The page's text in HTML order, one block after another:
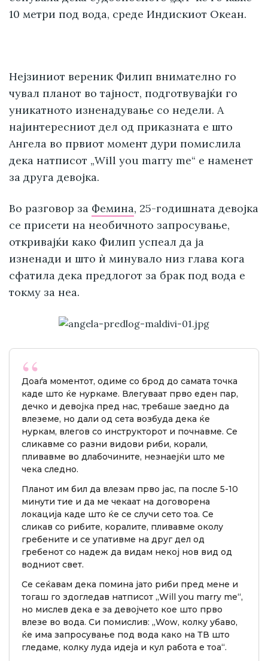
10 метри под вода, среде Индискиот Океан.
Нејзиниот вереник Филип внимателно го
чувал планот во тајност, подготвувајќи го
уникатното изненадување со недели. А
најинтересниот дел од приказната е што
Ангела во првиот момент дури помислила
дека натписот „Will you marry me“ е наменет
за друга девојка.
Во разговор за Фемина, 25-годишната девојка
се присети на необичното запросување,
откривајќи како Филип успеал да ја
изненади и што ѝ минувало низ глава кога
сфатила дека предлогот за брак под вода е
токму за неа.
Доаѓа моментот, одиме со брод до самата точка
каде што ќе нуркаме. Влегуваат прво еден пар,
дечко и девојка пред нас, требаше заедно да
влеземе, но дали од сета возбуда дека ќе
нуркам, влегов со инструкторот и почнавме. Се
сликавме со разни видови риби, корали,
пливавме во длабочините, незнаејќи што ме
чека следно.
Планот им бил да влезам прво јас, па после 5-10
минути тие и да ме чекаат на договорена
локација каде што ќе се случи сето тоа. Се
сликав со рибите, коралите, пливавме околу
гребените и се упативме на друг дел од
гребенот со надеж да видам некој нов вид од
водниот свет.
Се сеќавам дека помина јато риби пред мене и
тогаш го здогледав натписот „Will you marry me“,
но мислев дека е за девојчето кое што прво
влезе во вода. Си помислив: „Wow, колку убаво,
ќе има запросување под вода како на ТВ што
гледаме, колку луда идеја и кул работа е тоа“.